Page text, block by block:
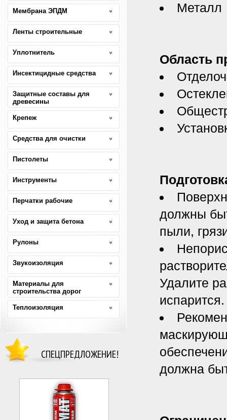
Металл
Область
должны
пыли,
Удалите
испарится.
должна
Мембрана ЭПДМ
Ленты строительные
Уплотнитель
Инсектицидные средства
Защитные составы для
древесины
Крепеж
Средства для очистки
Пистолеты
Инструменты
Перчатки рабочие
Уход и защита бетона
Рулоны
Звукоизоляция
Материалы для
строительства дорог
Теплоизоляция
СПЕЦПРЕДЛОЖЕНИЕ!